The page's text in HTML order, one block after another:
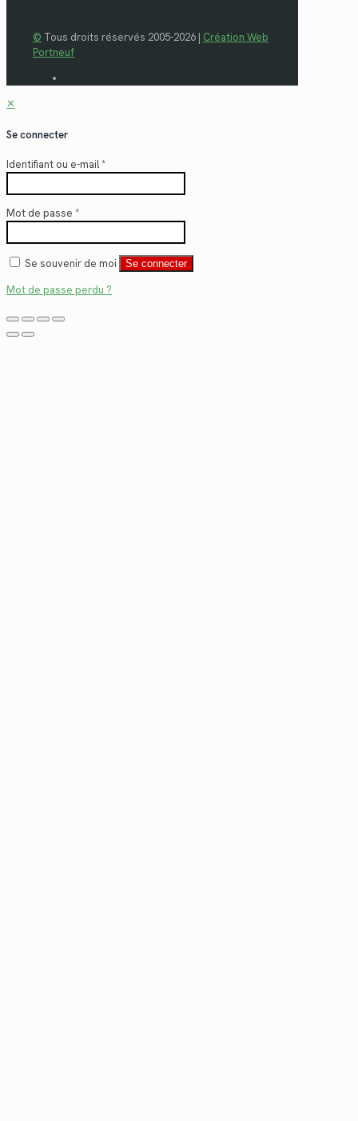
© Tous droits réservés 2005-2026 | Création Web
Portneuf
✕
Se connecter
Identifiant ou e-mail*
Mot de passe *
Se souvenir de moi Se connecter
Mot de passe perdu ?